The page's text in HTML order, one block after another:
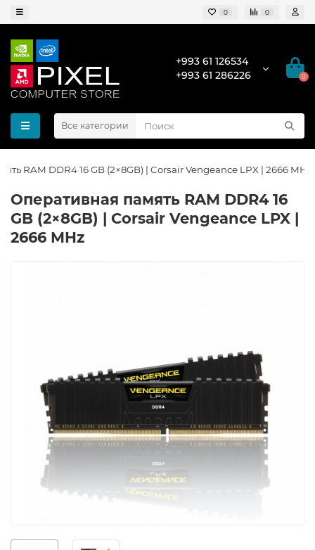
0 0
+993 61 126534
+993 61 286226
0
Все категории
RAM DDR4 16 GB (2×8GB) | Corsair Vengeance LPX | 2666 MHz
Оперативная память RAM DDR4 16
GB (2×8GB) | Corsair Vengeance LPX |
2666 MHz